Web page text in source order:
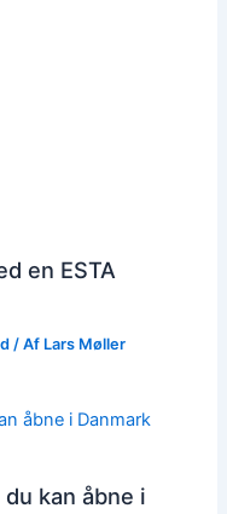
en ESTA
/ Af Lars Møller
kan åbne i